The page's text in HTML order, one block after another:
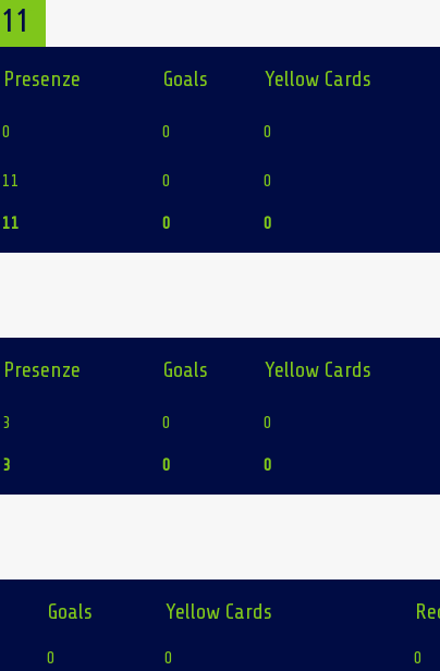
Presenze Goals Yellow Cards
0 0 0
11 0 0
11 0 0
Presenze Goals Yellow Cards
3 0 0
3 0 0
Goals Yellow Cards
0 0 0